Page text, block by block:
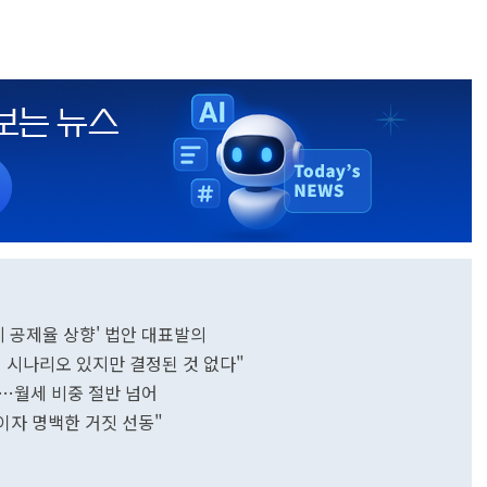
공제율 상향' 법안 대표발의
나리오 있지만 결정된 것 없다"
월세 비중 절반 넘어
자 명백한 거짓 선동"